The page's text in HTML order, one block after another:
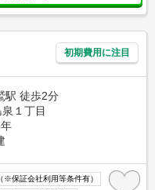
初期費用に注目
駅 徒歩2分
１丁目
※保証会社利用等条件有）